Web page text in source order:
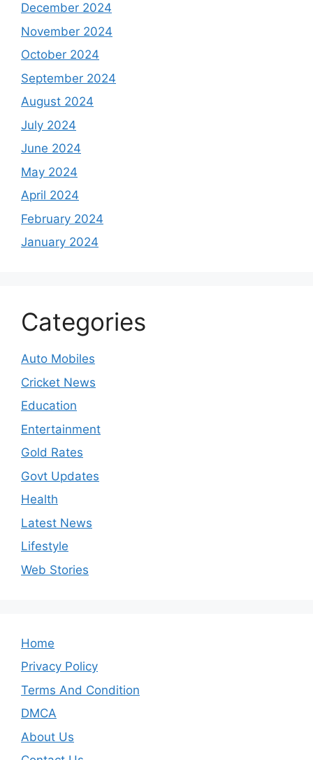
December 2024
November 2024
October 2024
September 2024
August 2024
July 2024
June 2024
May 2024
April 2024
February 2024
January 2024
Categories
Auto Mobiles
Cricket News
Education
Entertainment
Gold Rates
Govt Updates
Health
Latest News
Lifestyle
Web Stories
Home
Privacy Policy
Terms And Condition
DMCA
About Us